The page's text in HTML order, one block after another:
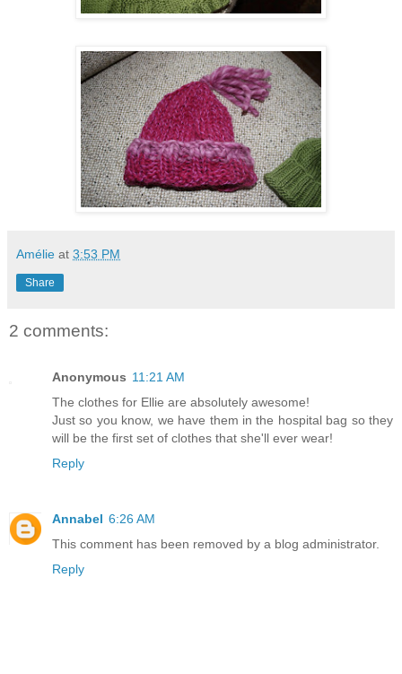
Amélie at 3:53 PM
Share
2 comments:
Anonymous 11:21 AM
The clothes for Ellie are absolutely awesome!
Just so you know, we have them in the hospital bag so they
will be the first set of clothes that she'll ever wear!
Reply
Annabel 6:26 AM
This comment has been removed by a blog administrator.
Reply